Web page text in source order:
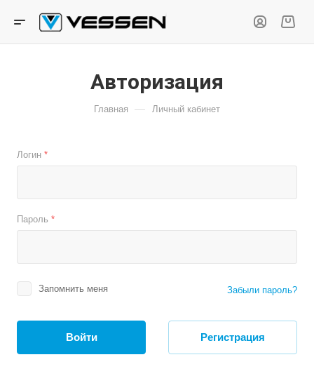
Авторизация
Главная — Личный кабинет
Логин *
Пароль *
Запомнить меня Забыли пароль?
Войти Регистрация